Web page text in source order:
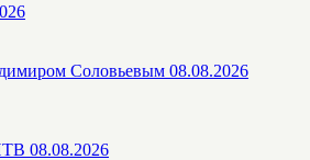
Соловьевым 08.08.2026
08.08.2026